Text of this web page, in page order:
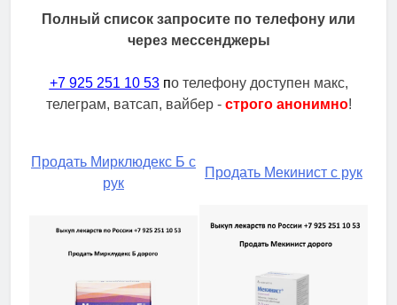
Полный список запросите по телефону или
через мессенджеры
+7 925 251 10 53по телефону доступен макс,
телеграм, ватсап, вайбер - строго анонимно!
Продать Мирклюдекс Б с
рук
Продать Мекинист с рук